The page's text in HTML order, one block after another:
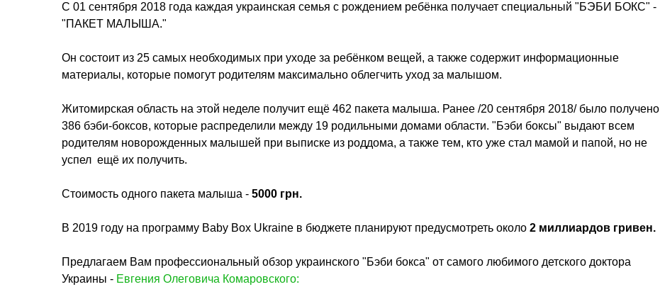
С 01 сентября 2018 года каждая украинская семья с рождением ребёнка получает специальный "БЭБИ БОКС" -
"ПАКЕТ МАЛЫША."
Он состоит из 25 самых необходимых при уходе за ребёнком вещей, а также содержит информационные
материалы, которые помогут родителям максимально облегчить уход за малышом.
Житомирская область на этой неделе получит ещё 462 пакета малыша. Ранее /20 сентября 2018/ было получено
386 бэби-боксов, которые распределили между 19 родильными домами области. "Бэби боксы" выдают всем
родителям новорожденных малышей при выписке из роддома, а также тем, кто уже стал мамой и папой, но не
успел ещё их получить.
Стоимость одного пакета малыша - 5000 грн.
В 2019 году на программу Baby Box Ukraine в бюджете планируют предусмотреть около 2 миллиардов гривен.
Предлагаем Вам профессиональный обзор украинского "Бэби бокса" от самого любимого детского доктора
Украины - Евгения Олеговича Комаровского: